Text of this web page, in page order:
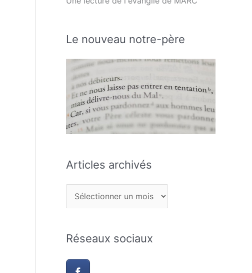
Le nouveau notre-père
Articles archivés
Réseaux sociaux